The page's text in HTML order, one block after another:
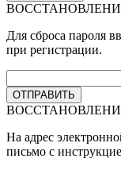
Для сброса пароля
при регистрации.
На адрес
письмо с